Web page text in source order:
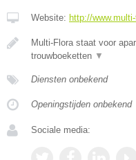
Website: http://
Multi-Flora staat voor
trouwboeketten ▼
Diensten onbekend
Openingstijden onbekend
Sociale media: